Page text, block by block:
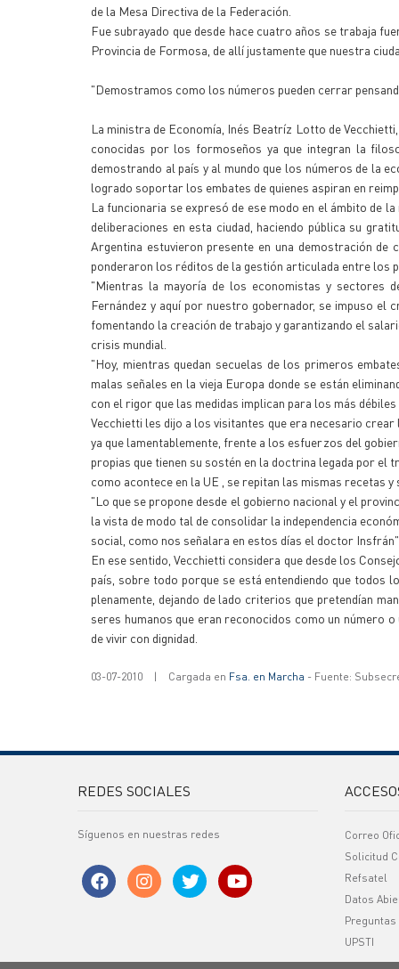
de la Mesa Directiva de la Federación.
Fue subrayado que desde hace cuatro años se trabaja
Provincia de Formosa, de allí justamente que nuestra
"Demostramos como los números pueden cerrar
La ministra de Economía, Inés Beatríz Lotto de
conocidas por los formoseños ya que integran la
demostrando al país y al mundo que los números de la
logrado soportar los embates de quienes aspiran en
La funcionaria se expresó de ese modo en el ámbito de
deliberaciones en esta ciudad, haciendo pública su
Argentina estuvieron presente en una demostración
ponderaron los réditos de la gestión articulada entre los
"Mientras la mayoría de los economistas y sectores
Fernández y aquí por nuestro gobernador, se impuso
fomentando la creación de trabajo y garantizando el
crisis mundial.
"Hoy, mientras quedan secuelas de los primeros
malas señales en la vieja Europa donde se están
con el rigor que las medidas implican para los más débiles
Vecchietti les dijo a los visitantes que era necesario
ya que lamentablemente, frente a los esfuerzos del
propias que tienen su sostén en la doctrina legada por el
como acontece en la UE , se repitan las mismas recetas y
"Lo que se propone desde el gobierno nacional y el
la vista de modo tal de consolidar la independencia
social, como nos señalara en estos días el doctor
En ese sentido, Vecchietti considera que desde los
país, sobre todo porque se está entendiendo que todos
plenamente, dejando de lado criterios que pretendían
seres humanos que eran reconocidos como un número
de vivir con dignidad.
03-07-2010 | Cargada en Fsa. en Marcha - Fuente:
REDES SOCIALES
Síguenos en nuestras redes
Correo
Solicitud
Refsatel
Datos
UPSTI